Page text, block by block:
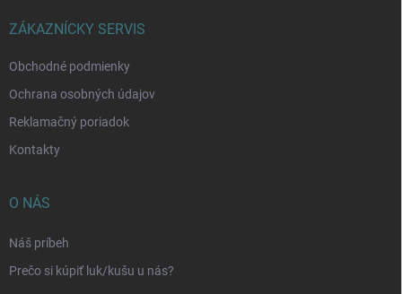
ZÁKAZNÍCKY SERVIS
Obchodné podmienky
Ochrana osobných údajov
Reklamačný poriadok
Kontakty
O NÁS
Náš príbeh
Prečo si kúpiť luk/kušu u nás?